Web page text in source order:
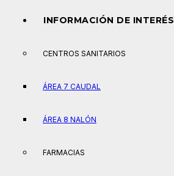
INFORMACIÓN DE INTERÉS
CENTROS SANITARIOS
ÁREA 7 CAUDAL
ÁREA 8 NALÓN
FARMACIAS